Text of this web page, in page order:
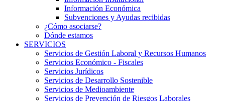
Información Económica
Subvenciones y Ayudas recibidas
¿Cómo asociarse?
Dónde estamos
SERVICIOS
Servicios de Gestión Laboral y Recursos Humanos
Servicios Económico - Fiscales
Servicios Jurídicos
Servicios de Desarrollo Sostenible
Servicios de Medioambiente
Servicios de Prevención de Riesgos Laborales